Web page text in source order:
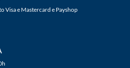
Visa e Mastercard e Payshop